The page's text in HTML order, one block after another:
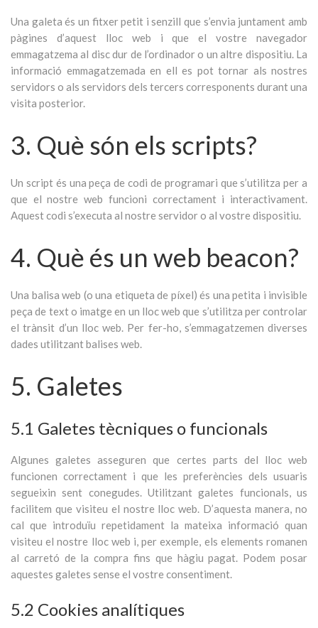
Una galeta és un fitxer petit i senzill que s’envia juntament amb
pàgines d’aquest lloc web i que el vostre navegador
emmagatzema al disc dur de l’ordinador o un altre dispositiu. La
informació emmagatzemada en ell es pot tornar als nostres
servidors o als servidors dels tercers corresponents durant una
visita posterior.
3. Què són els scripts?
Un script és una peça de codi de programari que s’utilitza per a
que el nostre web funcioni correctament i interactivament.
Aquest codi s’executa al nostre servidor o al vostre dispositiu.
4. Què és un web beacon?
Una balisa web (o una etiqueta de píxel) és una petita i invisible
peça de text o imatge en un lloc web que s’utilitza per controlar
el trànsit d’un lloc web. Per fer-ho, s’emmagatzemen diverses
dades utilitzant balises web.
5. Galetes
5.1 Galetes tècniques o funcionals
Algunes galetes asseguren que certes parts del lloc web
funcionen correctament i que les preferències dels usuaris
segueixin sent conegudes. Utilitzant galetes funcionals, us
facilitem que visiteu el nostre lloc web. D’aquesta manera, no
cal que introduïu repetidament la mateixa informació quan
visiteu el nostre lloc web i, per exemple, els elements romanen
al carretó de la compra fins que hàgiu pagat. Podem posar
aquestes galetes sense el vostre consentiment.
5.2 Cookies analítiques